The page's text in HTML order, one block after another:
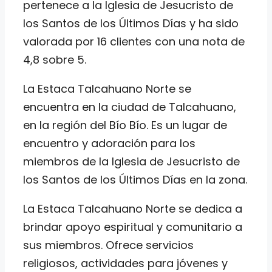
pertenece a la Iglesia de Jesucristo de
los Santos de los Últimos Días y ha sido
valorada por 16 clientes con una nota de
4,8 sobre 5.
La Estaca Talcahuano Norte se
encuentra en la ciudad de Talcahuano,
en la región del Bío Bío. Es un lugar de
encuentro y adoración para los
miembros de la Iglesia de Jesucristo de
los Santos de los Últimos Días en la zona.
La Estaca Talcahuano Norte se dedica a
brindar apoyo espiritual y comunitario a
sus miembros. Ofrece servicios
religiosos, actividades para jóvenes y